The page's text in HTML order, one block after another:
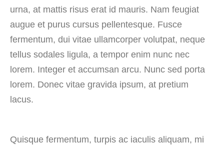
urna, at mattis risus erat id mauris. Nam feugiat
augue et purus cursus pellentesque. Fusce
fermentum, dui vitae ullamcorper volutpat, neque
tellus sodales ligula, a tempor enim nunc nec
lorem. Integer et accumsan arcu. Nunc sed porta
lorem. Donec vitae gravida ipsum, at pretium
lacus.
Quisque fermentum, turpis ac iaculis aliquam, mi